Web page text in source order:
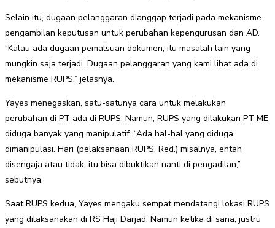
Selain itu, dugaan pelanggaran dianggap terjadi pada mekanisme
pengambilan keputusan untuk perubahan kepengurusan dan AD.
“Kalau ada dugaan pemalsuan dokumen, itu masalah lain yang
mungkin saja terjadi. Dugaan pelanggaran yang kami lihat ada di
mekanisme RUPS,” jelasnya.
Yayes menegaskan, satu-satunya cara untuk melakukan
perubahan di PT ada di RUPS. Namun, RUPS yang dilakukan PT ME
diduga banyak yang manipulatif. “Ada hal-hal yang diduga
dimanipulasi. Hari (pelaksanaan RUPS, Red.) misalnya, entah
disengaja atau tidak, itu bisa dibuktikan nanti di pengadilan,”
sebutnya.
Saat RUPS kedua, Yayes mengaku sempat mendatangi lokasi RUPS
yang dilaksanakan di RS Haji Darjad. Namun ketika di sana, justru